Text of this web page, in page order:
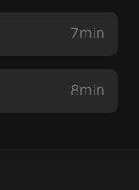
7min
8min